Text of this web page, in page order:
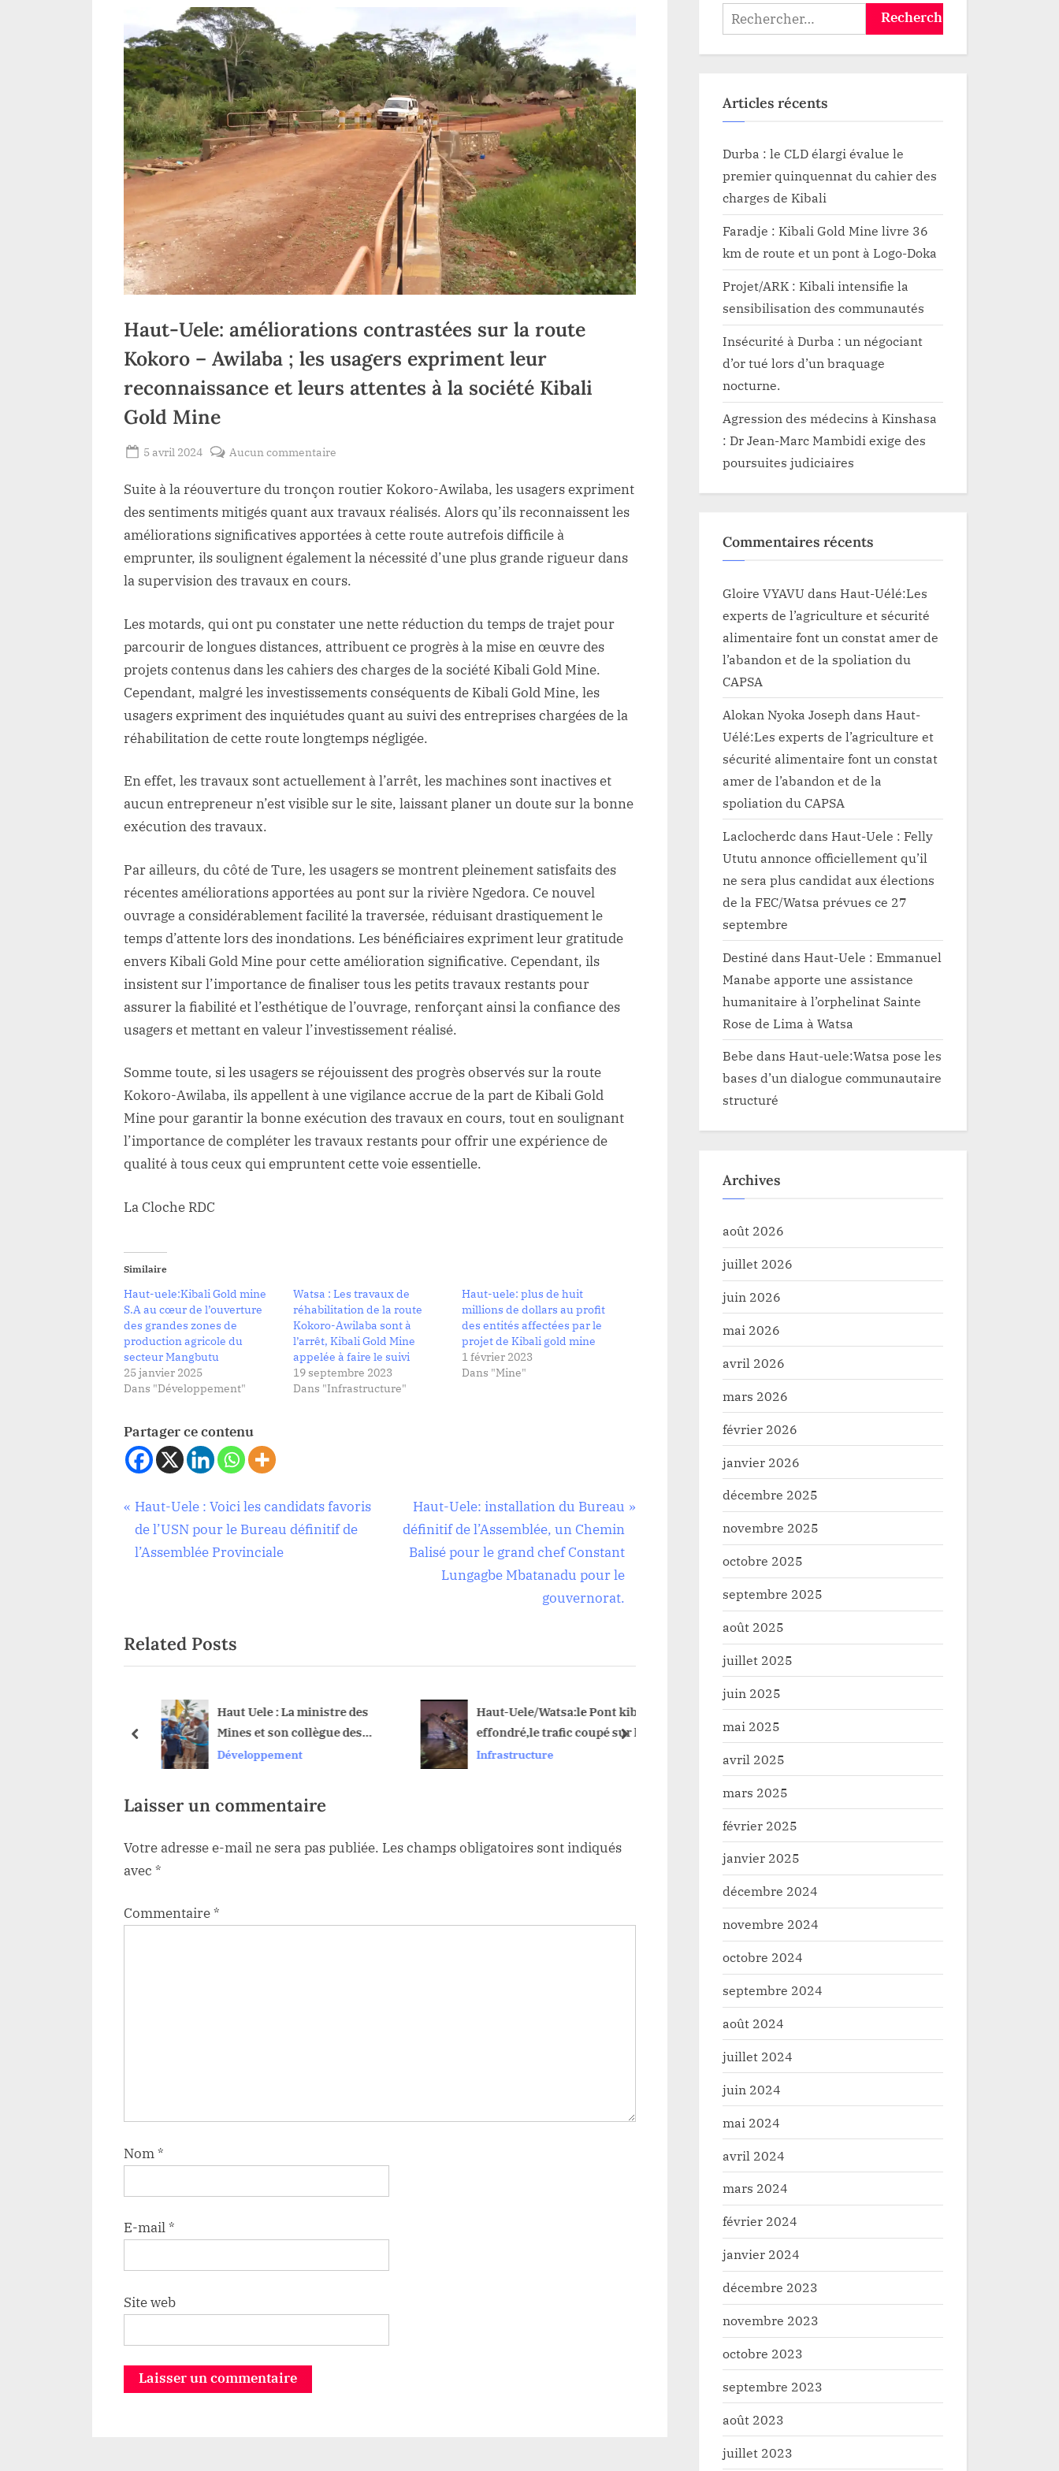
économiques
victimes des attaques
ADF à Beni
Haut-Uele: améliorations contrastées sur la route
Kokoro – Awilaba ; les usagers expriment leur
reconnaissance et leurs attentes à la société Kibali
Gold Mine
Posted
5 avril 2024
Lacloche
Aucun commentaire
Uele:
améliorations
contrastées
route
–
Awilaba
;
les
expriment
leur
et
leurs
la
Kibali
Gold
Mine
Suite à la réouverture du tronçon routier Kokoro-Awilaba, les usagers expriment
des sentiments mitigés quant aux travaux réalisés. Alors qu’ils reconnaissent les
améliorations significatives apportées à cette route autrefois difficile à
emprunter, ils soulignent également la nécessité d’une plus grande rigueur dans
la supervision des travaux en cours.
Les motards, qui ont pu constater une nette réduction du temps de trajet pour
parcourir de longues distances, attribuent ce progrès à la mise en œuvre des
projets contenus dans les cahiers des charges de la société Kibali Gold Mine.
Cependant, malgré les investissements conséquents de Kibali Gold Mine, les
usagers expriment des inquiétudes quant au suivi des entreprises chargées de la
réhabilitation de cette route longtemps négligée.
En effet, les travaux sont actuellement à l’arrêt, les machines sont inactives et
aucun entrepreneur n’est visible sur le site, laissant planer un doute sur la bonne
exécution des travaux.
Par ailleurs, du côté de Ture, les usagers se montrent pleinement satisfaits des
récentes améliorations apportées au pont sur la rivière Ngedora. Ce nouvel
ouvrage a considérablement facilité la traversée, réduisant drastiquement le
temps d’attente lors des inondations. Les bénéficiaires expriment leur gratitude
envers Kibali Gold Mine pour cette amélioration significative. Cependant, ils
insistent sur l’importance de finaliser tous les petits travaux restants pour
assurer la fiabilité et l’esthétique de l’ouvrage, renforçant ainsi la confiance des
usagers et mettant en valeur l’investissement réalisé.
Somme toute, si les usagers se réjouissent des progrès observés sur la route
Kokoro-Awilaba, ils appellent à une vigilance accrue de la part de Kibali Gold
Mine pour garantir la bonne exécution des travaux en cours, tout en soulignant
l’importance de compléter les travaux restants pour offrir une expérience de
qualité à tous ceux qui empruntent cette voie essentielle.
La Cloche RDC
Similaire
Haut-uele:Kibali Gold mine
S.A au cœur de l’ouverture
des grandes zones de
production agricole du
secteur Mangbutu
25 janvier 2025
Dans "Développement"
Watsa : Les travaux de
réhabilitation de la route
Kokoro-Awilaba sont à
l’arrêt, Kibali Gold Mine
appelée à faire le suivi
19 septembre 2023
Dans "Infrastructure"
Haut-uele: plus de huit
millions de dollars au profit
des entités affectées par le
projet de Kibali gold mine
1 février 2023
Dans "Mine"
Partager ce contenu
Infrastructure
Navigation
de
P
r
e
u
s
s
Haut-Uele : Voici les candidats favoris
de l’USN pour le Bureau définitif de
l’Assemblée Provinciale
N
e
x
t
Haut-Uele: installation du Bureau
définitif de l’Assemblée, un Chemin
Balisé pour le grand chef Constant
Lungagbe Mbatanadu pour le
gouvernorat.
Related Posts
Haut Uele : La ministre des
Mines et son collègue des
affaires sociales inaugurent
les différents projets financés
Développement
Haut-Uele/Watsa:le Pont kibali
effondré,le trafic coupé sur la
route nationale numéro 26
Infrastructure
Haut-Lomami:Effondrement du pont
Bundwe. Le trafic paralysé sur la RN1 à
Infrastructure
Ituri/Entretien de la
prev next
Laisser un commentaire
Votre adresse e-mail ne sera pas publiée. Les champs obligatoires sont indiqués
avec *
Commentaire*
Nom*
E-mail*
Site web
Rechercher :
Articles récents
Durba : le CLD élargi évalue le
premier quinquennat du cahier des
charges de Kibali
Faradje : Kibali Gold Mine livre 36
km de route et un pont à Logo-Doka
Projet/ARK : Kibali intensifie la
sensibilisation des communautés
Insécurité à Durba : un négociant
d’or tué lors d’un braquage
nocturne.
Agression des médecins à Kinshasa
: Dr Jean-Marc Mambidi exige des
poursuites judiciaires
Commentaires récents
Gloire VYAVU dans Haut-Uélé:Les
experts de l’agriculture et sécurité
alimentaire font un constat amer de
l’abandon et de la spoliation du
CAPSA
Alokan Nyoka Joseph dans Haut-
Uélé:Les experts de l’agriculture et
sécurité alimentaire font un constat
amer de l’abandon et de la
spoliation du CAPSA
Laclocherdcdans Haut-Uele : Felly
Ututu annonce officiellement qu’il
ne sera plus candidat aux élections
de la FEC/Watsa prévues ce 27
septembre
Destiné dans Haut-Uele : Emmanuel
Manabe apporte une assistance
humanitaire à l’orphelinat Sainte
Rose de Lima à Watsa
Bebe dans Haut-uele:Watsa pose les
bases d’un dialogue communautaire
structuré
Archives
août 2026
juillet 2026
juin 2026
mai 2026
avril 2026
mars 2026
février 2026
janvier 2026
décembre 2025
novembre 2025
octobre 2025
septembre 2025
août 2025
juillet 2025
juin 2025
mai 2025
avril 2025
mars 2025
février 2025
janvier 2025
décembre 2024
novembre 2024
octobre 2024
septembre 2024
août 2024
juillet 2024
juin 2024
mai 2024
avril 2024
mars 2024
février 2024
janvier 2024
décembre 2023
novembre 2023
octobre 2023
septembre 2023
août 2023
juillet 2023